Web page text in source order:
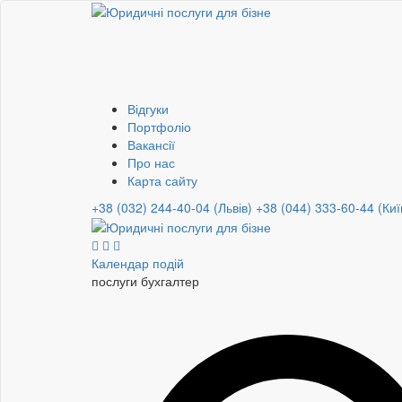
Відгуки
Портфоліо
Вакансії
Про нас
Карта сайту
+38 (032) 244-40-04 (Львів) +38 (044) 333-60-44
Календар подій
послуги бу